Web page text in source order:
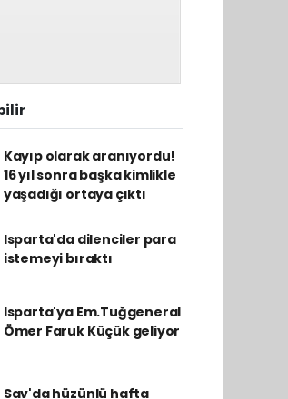
Kayıp olarak aranıyordu!
16 yıl sonra başka kimlikle
yaşadığı ortaya çıktı
Isparta'da dilenciler para
istemeyi bıraktı
Isparta'ya Em.Tuğgeneral
Ömer Faruk Küçük geliyor
Sav'da hüzünlü hafta